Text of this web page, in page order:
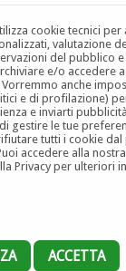
cookie tecnici per
valutazione
del pubblico
e/o accedere
anche
e di profilazione)
e inviarti
gestire le tue
tutti i cookie dal
accedere alla nostra
Privacy per ulteriori
ACCETTA
GALLERIAD'ARTE
E SCULTURE